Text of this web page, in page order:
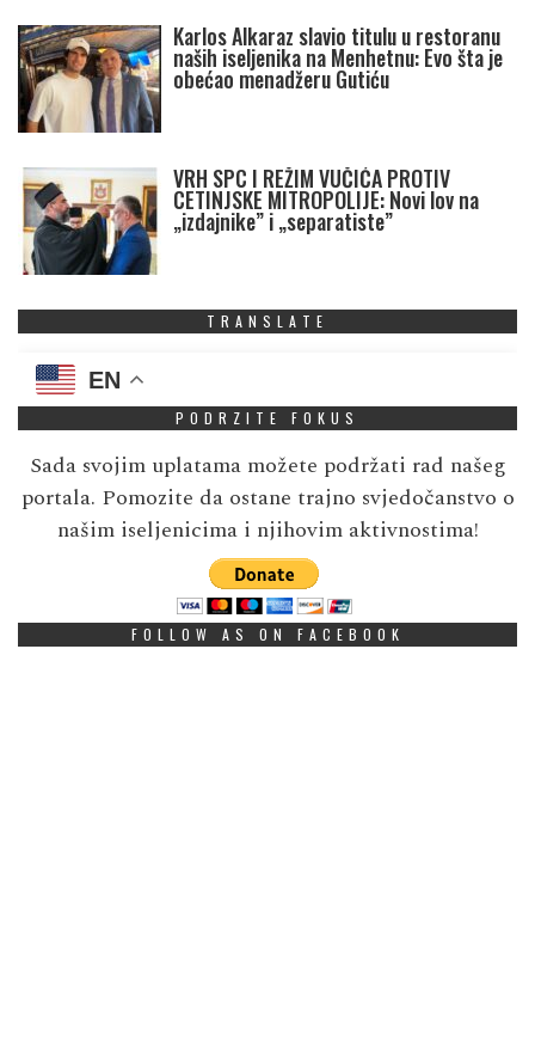
Karlos Alkaraz slavio titulu u restoranu
naših iseljenika na Menhetnu: Evo šta je
obećao menadžeru Gutiću
VRH SPC I REŽIM VUČIĆA PROTIV
CETINJSKE MITROPOLIJE: Novi lov na
„izdajnike” i „separatiste”
TRANSLATE
EN
PODRZITE FOKUS
Sada svojim uplatama možete podržati rad našeg
portala. Pomozite da ostane trajno svjedočanstvo o
našim iseljenicima i njihovim aktivnostima!
FOLLOW AS ON FACEBOOK